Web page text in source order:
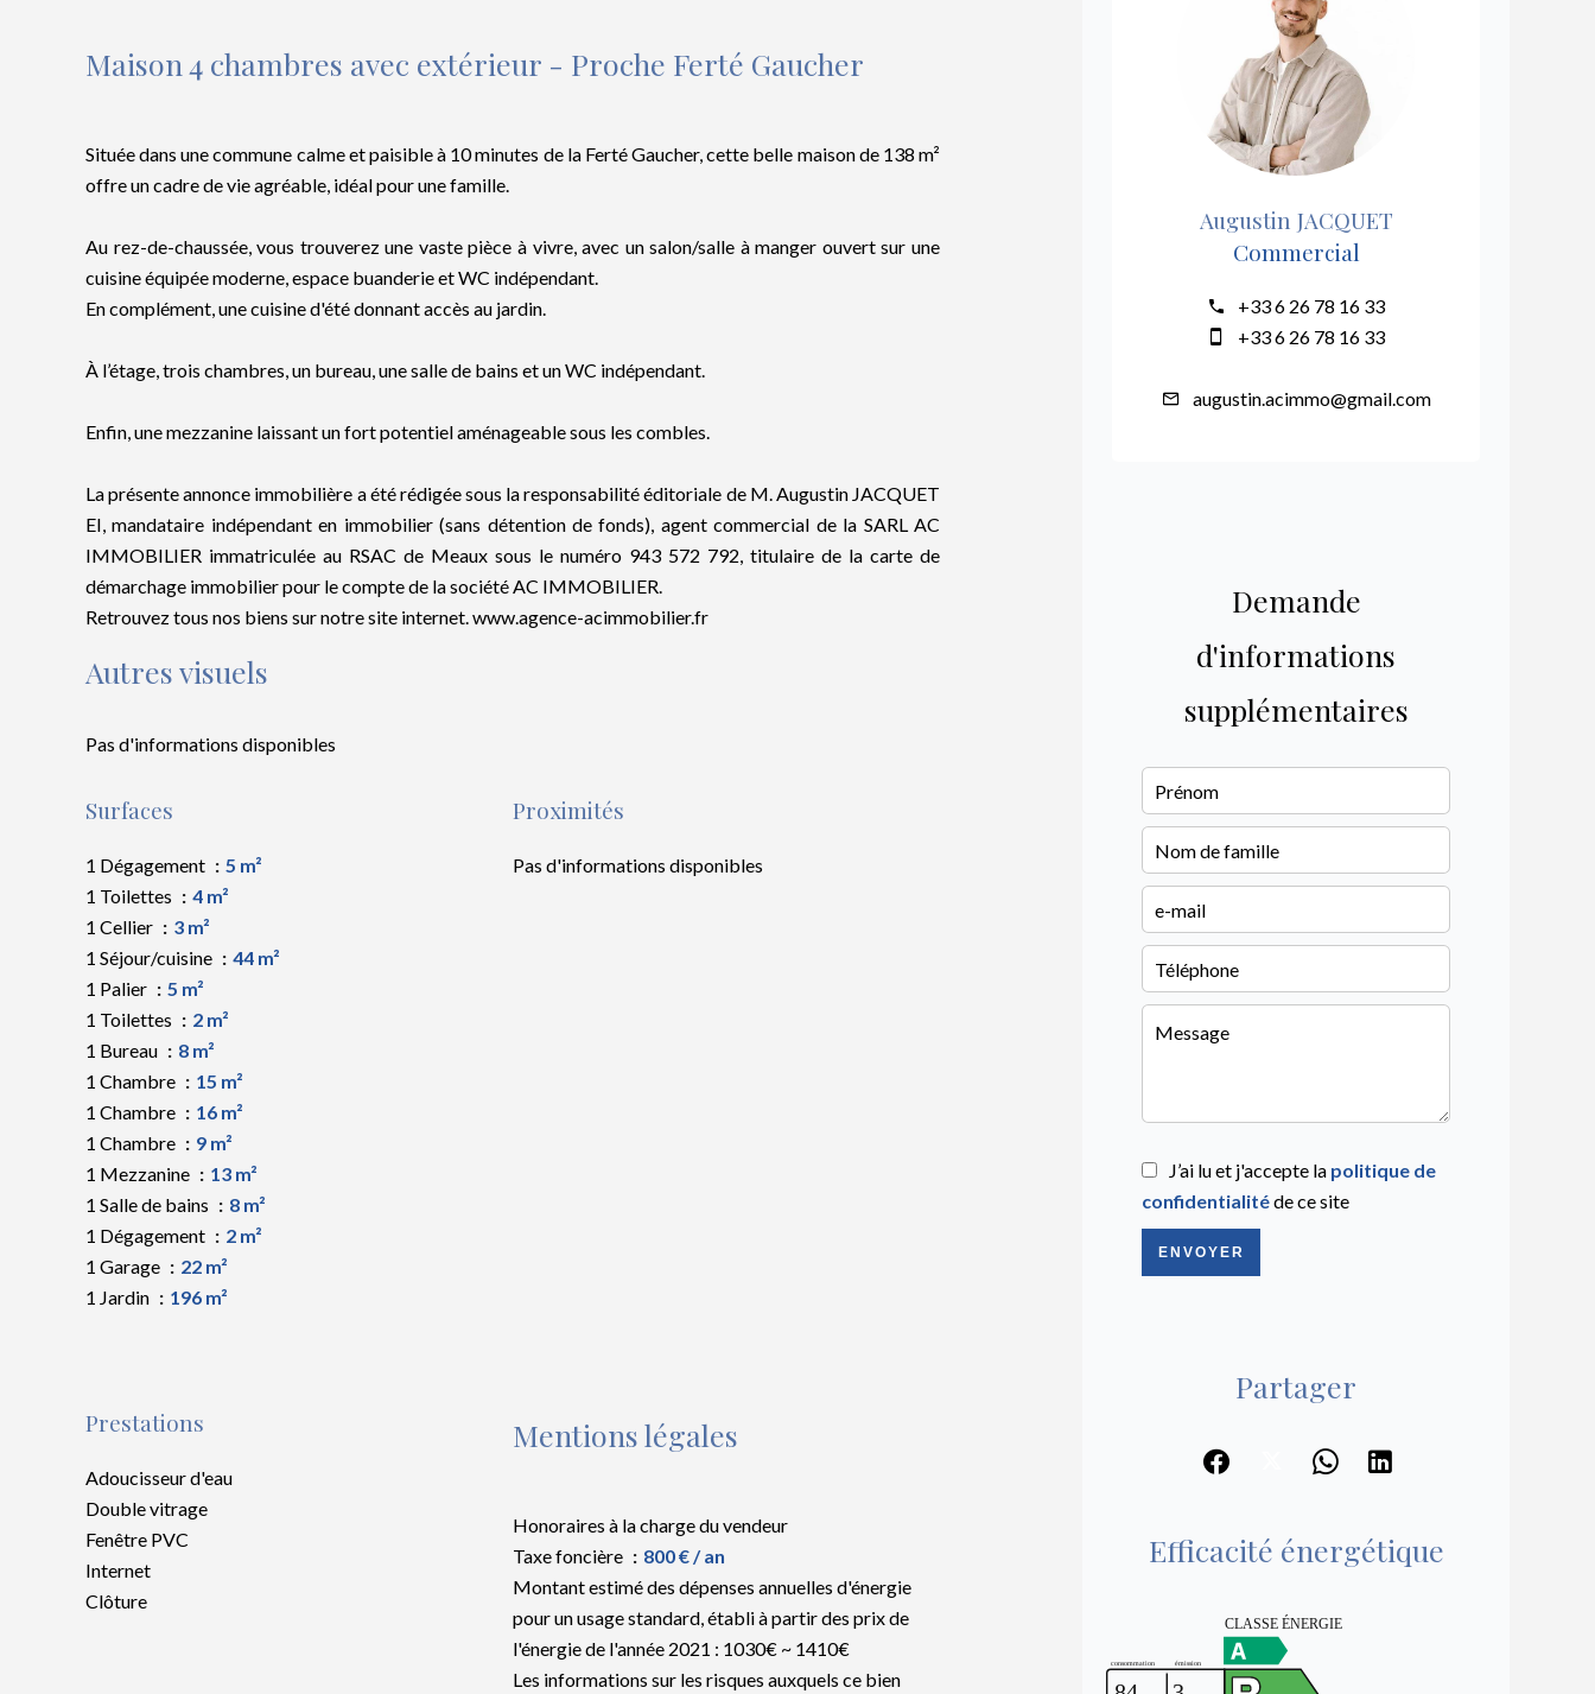
Maison 4 chambres avec extérieur - Proche Ferté Gaucher
Située dans une commune calme et paisible à 10 minutes de la Ferté Gaucher, cette belle maison de 138 m²
offre un cadre de vie agréable, idéal pour une famille.
Au rez-de-chaussée, vous trouverez une vaste pièce à vivre, avec un salon/salle à manger ouvert sur une
cuisine équipée moderne, espace buanderie et WC indépendant.
En complément, une cuisine d'été donnant accès au jardin.
À l’étage, trois chambres, un bureau, une salle de bains et un WC indépendant.
Enfin, une mezzanine laissant un fort potentiel aménageable sous les combles.
La présente annonce immobilière a été rédigée sous la responsabilité éditoriale de M. Augustin JACQUET
EI, mandataire indépendant en immobilier (sans détention de fonds), agent commercial de la SARL AC
IMMOBILIER immatriculée au RSAC de Meaux sous le numéro 943 572 792, titulaire de la carte de
démarchage immobilier pour le compte de la société AC IMMOBILIER.
Retrouvez tous nos biens sur notre site internet. www.agence-acimmobilier.fr
Autres visuels
Pas d'informations disponibles
Surfaces
1 Dégagement
5 m²
1 Toilettes
4 m²
1 Cellier
3 m²
1 Séjour/cuisine
44 m²
1 Palier
5 m²
1 Toilettes
2 m²
1 Bureau
8 m²
1 Chambre
15 m²
1 Chambre
16 m²
1 Chambre
9 m²
1 Mezzanine
13 m²
1 Salle de bains
8 m²
1 Dégagement
2 m²
1 Garage
22 m²
1 Jardin
196 m²
Proximités
Pas d'informations disponibles
Prestations
Adoucisseur d'eau
Double vitrage
Fenêtre PVC
Internet
Clôture
Mentions légales
Honoraires à la charge du vendeur
Taxe foncière
800 € / an
Montant estimé des dépenses annuelles d'énergie
pour un usage standard, établi à partir des prix de
l'énergie de l'année 2021 : 1030€ ~ 1410€
Les informations sur les risques auxquels ce bien
Augustin JACQUET
Commercial
+33 6 26 78 16 33
+33 6 26 78 16 33
augustin.acimmo@gmail.com
Demande
d'informations
supplémentaires
J’ai lu et j'accepte la politique de
confidentialitéde ce site
ENVOYER
Partager
Efficacité énergétique